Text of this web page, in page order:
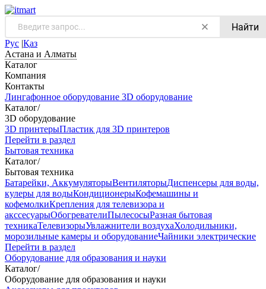
Найти
Рус |Қаз
Астана и Алматы
Каталог
Компания
Контакты
Лингафонное оборудование 3D оборудование
Каталог/
3D оборудование
3D принтерыПластик для 3D принтеров
Перейти в раздел
Бытовая техника
Каталог/
Бытовая техника
Батарейки, АккумуляторыВентиляторыДиспенсеры для воды,
кулеры для водыКондиционерыКофемашины и
кофемолкиКрепления для телевизора и
акссесуарыОбогревателиПылесосыРазная бытовая
техникаТелевизорыУвлажнители воздухаХолодильники,
морозильные камеры и оборудованиеЧайники электрические
Перейти в раздел
Оборудование для образования и науки
Каталог/
Оборудование для образования и науки